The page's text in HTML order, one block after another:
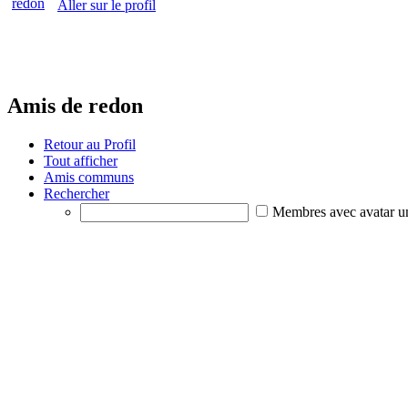
Aller sur le profil
Amis de redon
Retour au Profil
Tout afficher
Amis communs
Rechercher
Membres avec avatar